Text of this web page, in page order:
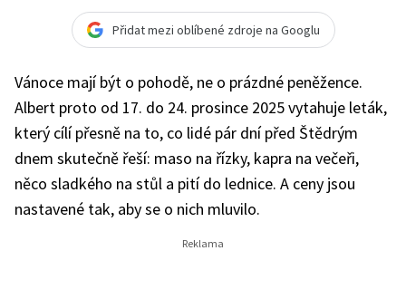
Přidat mezi oblíbené zdroje na Googlu
Vánoce mají být o pohodě, ne o prázdné peněžence.
Albert proto od 17. do 24. prosince 2025 vytahuje leták,
který cílí přesně na to, co lidé pár dní před Štědrým
dnem skutečně řeší: maso na řízky, kapra na večeři,
něco sladkého na stůl a pití do lednice. A ceny jsou
nastavené tak, aby se o nich mluvilo.